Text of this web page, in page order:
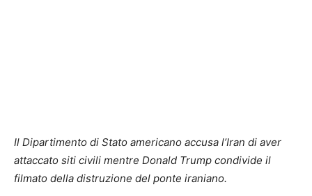
Il Dipartimento di Stato americano accusa l’Iran di aver
attaccato siti civili mentre Donald Trump condivide il
filmato della distruzione del ponte iraniano.